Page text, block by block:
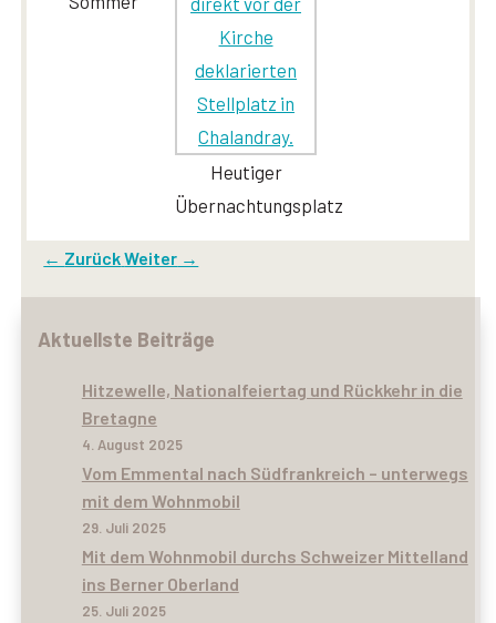
Heutiger
Übernachtungsplatz
← ZurückWeiter →
Aktuellste Beiträge
Hitzewelle, Nationalfeiertag und Rückkehr in die
Bretagne
4. August 2025
Vom Emmental nach Südfrankreich – unterwegs
mit dem Wohnmobil
29. Juli 2025
Mit dem Wohnmobil durchs Schweizer Mittelland
ins Berner Oberland
25. Juli 2025